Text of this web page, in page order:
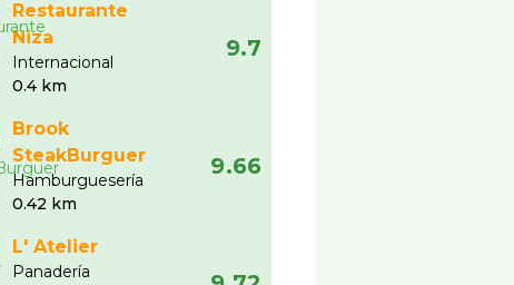
Restaurante
Niza
Internacional
0.4 km
9.7
Brook
SteakBurguer
Hamburgueserí­a
0.42 km
9.66
L' Atelier
Panaderí­a